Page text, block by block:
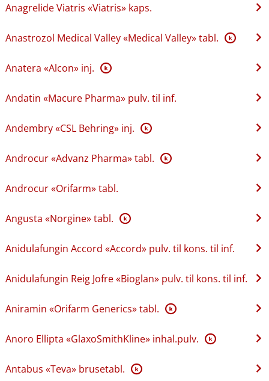
Anagrelide Viatris «Viatris» kaps.
Anastrozol Medical Valley «Medical Valley» tabl. K
Anatera «Alcon» inj. K
Andatin «Macure Pharma» pulv. til inf.
Andembry «CSL Behring» inj. K
Androcur «Advanz Pharma» tabl. K
Androcur «Orifarm» tabl.
Angusta «Norgine» tabl. K
Anidulafungin Accord «Accord» pulv. til kons. til inf.
Anidulafungin Reig Jofre «Bioglan» pulv. til kons. til inf.
Aniramin «Orifarm Generics» tabl. K
Anoro Ellipta «GlaxoSmithKline» inhal.pulv. K
Antabus «Teva» brusetabl. K